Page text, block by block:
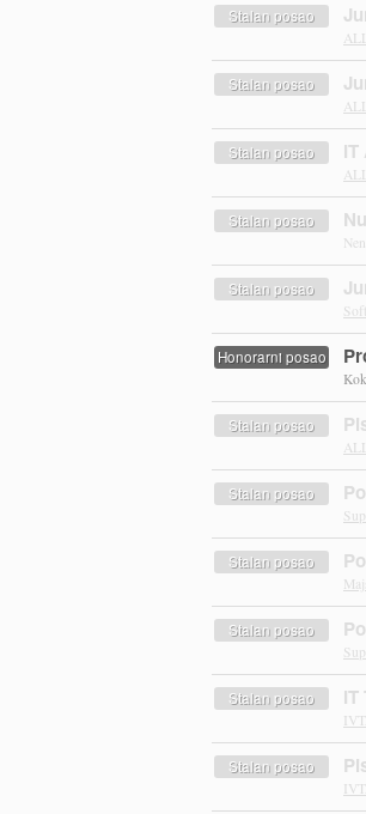
Stalan posao
Stalan posao
Stalan posao IT
Stalan posao
Stalan posao
Honorarni posao
Stalan posao
Stalan posao
Stalan posao
Stalan posao
Stalan posao IT
Stalan posao